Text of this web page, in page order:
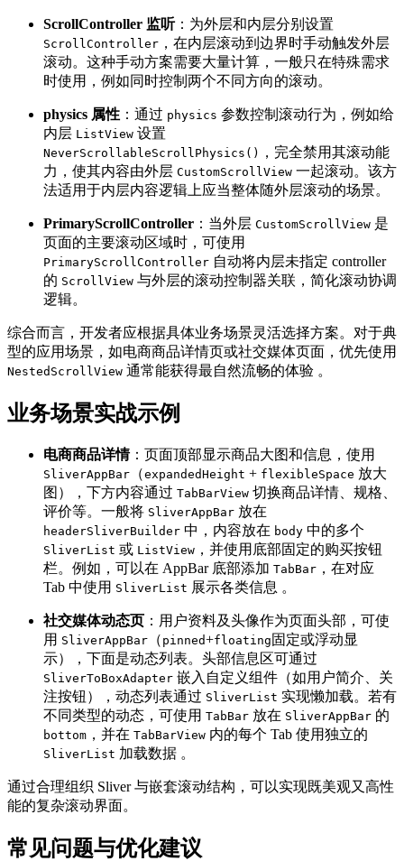
ScrollController 监听：为外层和内层分别设置
ScrollController ，在内层滚动到边界时手动触发外层
滚动。这种手动方案需要大量计算，一般只在特殊需求
时使用，例如同时控制两个不同方向的滚动。
physics 属性 ：通过 physics 参数控制滚动行为，例如给
内层 ListView 设置
NeverScrollableScrollPhysics()
，完全禁用其滚动能
力，使其内容由外层 CustomScrollView 一起滚动。该方
法适用于内层内容逻辑上应当整体随外层滚动的场景。
PrimaryScrollController ：当外层 CustomScrollView 是
页面的主要滚动区域时，可使用
PrimaryScrollController 自动将内层未指定 controller
的 ScrollView 与外层的滚动控制器关联，简化滚动协调
逻辑。
综合而言，开发者应根据具体业务场景灵活选择方案。对于典
型的应用场景，如电商商品详情页或社交媒体页面，优先使用
NestedScrollView 通常能获得最自然流畅的体验 。
业务场景实战示例
电商商品详情：页面顶部显示商品大图和信息，使用
SliverAppBar （expandedHeight + flexibleSpace 放大
图），下方内容通过 TabBarView 切换商品详情、规格、
评价等。一般将 SliverAppBar 放在
headerSliverBuilder 中，内容放在 body 中的多个
SliverList 或 ListView ，并使用底部固定的购买按钮
栏。例如，可以在 AppBar 底部添加 TabBar ，在对应
Tab 中使用 SliverList 展示各类信息 。
社交媒体动态页 ：用户资料及头像作为页面头部，可使
用 SliverAppBar （ pinned+floating 固定或浮动显
示），下面是动态列表。头部信息区可通过
SliverToBoxAdapter 嵌入自定义组件（如用户简介、关
注按钮），动态列表通过 SliverList 实现懒加载。若有
不同类型的动态，可使用 TabBar 放在 SliverAppBar 的
bottom ，并在 TabBarView 内的每个 Tab 使用独立的
SliverList 加载数据 。
通过合理组织 Sliver 与嵌套滚动结构，可以实现既美观又高性
能的复杂滚动界面。
常见问题与优化建议